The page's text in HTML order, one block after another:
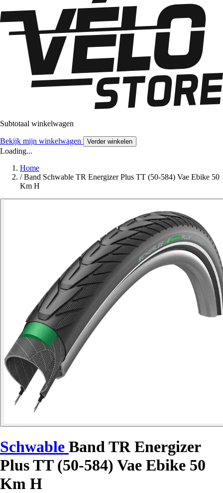
Subtotaal winkelwagen
Bekijk mijn winkelwagen Verder winkelen
Loading...
Home
/ Band Schwable TR Energizer Plus TT (50-584) Vae Ebike 50
Km H
Schwable Band TR Energizer
Plus TT (50-584) Vae Ebike 50
Km H